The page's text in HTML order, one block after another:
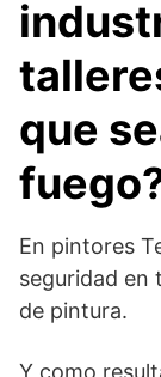
que
En pintores
seguridad en
de pintura.
Y como